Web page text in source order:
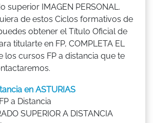
superior IMAGEN PERSONAL.
de estos Ciclos formativos de
obtener el Título Oficial de
titularte en FP, COMPLETA EL
los cursos FP a distancia que te
en ASTURIAS
a Distancia
SUPERIOR A DISTANCIA